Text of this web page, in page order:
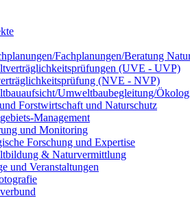
Fachplanungen/Beratung
(UVE - UVP)
(NVE - NVP)
Umweltbaubegleitung/
Forstwirtschaft und Naturschutz
Management
und Monitoring
Forschung und Expertise
& Naturvermittlung
und Veranstaltungen